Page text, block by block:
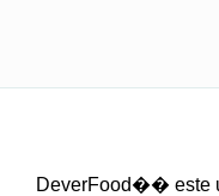
DeverFood�� este